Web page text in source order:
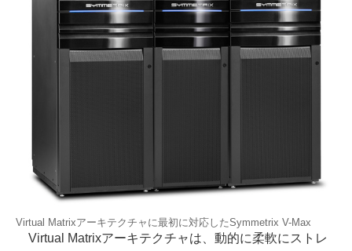
Virtual Matrixアーキテクチャに最初に対応したSymmetrix V-Max
Virtual Matrixアーキテクチャは、動的に柔軟にストレ